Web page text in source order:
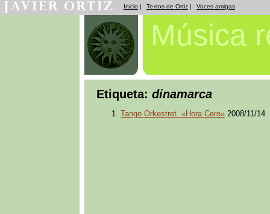
Inicio | Textos de Ortiz | Voces amigas
Música
Etiqueta: dinamarca
Tango Orkestret. «Hora Cero» 2008/11/14